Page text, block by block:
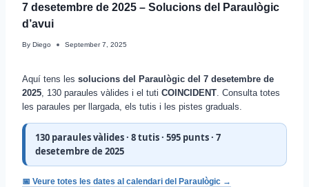
7 desetembre de 2025 – Solucions del Paraulògic
d’avui
By Diego September 7, 2025
Aquí tens les solucions del Paraulògic del 7 desetembre de
2025 , 130 paraules vàlides i el tuti COINCIDENT . Consulta totes
les paraules per llargada, els tutis i les pistes graduals.
130 paraules vàlides · 8 tutis · 595 punts · 7
desetembre de 2025
📅 Veure totes les dates al calendari del Paraulògic →